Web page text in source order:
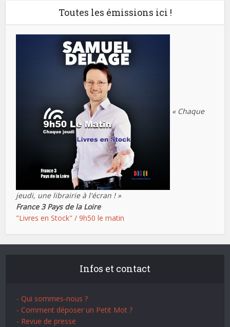
Toutes les émissions ici !
« Chaque
jeudi, une librairie à l'écran ! »
France 3 Pays de la Loire
"Livres en Stock" / 9h50 le matin
Infos et contact
- Qui sommes-nous ?
- Comment déposer un Petit Mot ?
- Revue de presse